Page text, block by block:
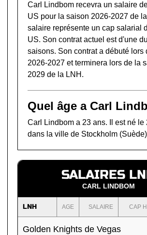
Carl Lindbom recevra un salaire
US pour la saison 2026-2027 de
salaire représente un cap salarial
US. Son contrat actuel est d'une
saisons. Son contrat a débuté lors
2026-2027 et terminera lors de la
2029 de la LNH.
Quel âge a Carl
Carl Lindbom a 23 ans. Il est né le
dans la ville de Stockholm
SALAIRES
CARL LINDBOM
LNH AGE SALAIRE CAP
Golden Knights de Vegas